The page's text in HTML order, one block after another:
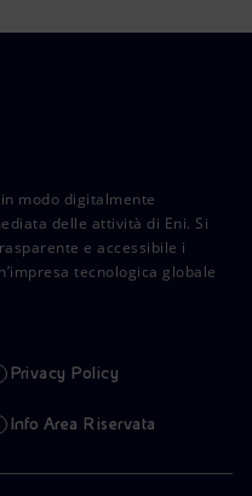
modo digitalmente
delle attività di Eni. Si
e accessibile i
tecnologica globale
Privacy Policy
Info Area Riservata